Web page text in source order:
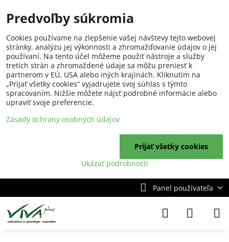
Panel používateľa
Predvoľby súkromia
Cookies používame na zlepšenie vašej návštevy tejto webovej
stránky, analýzu jej výkonnosti a zhromažďovanie údajov o jej
používaní. Na tento účel môžeme použiť nástroje a služby
tretích strán a zhromaždené údaje sa môžu preniesť k
partnerom v EÚ, USA alebo iných krajinách. Kliknutím na
„Prijať všetky cookies“ vyjadrujete svoj súhlas s týmto
spracovaním. Nižšie môžete nájsť podrobné informácie alebo
upraviť svoje preferencie.
Zásady ochrany osobných údajov
Ukázať podrobnosti
Prijať všetky cookies